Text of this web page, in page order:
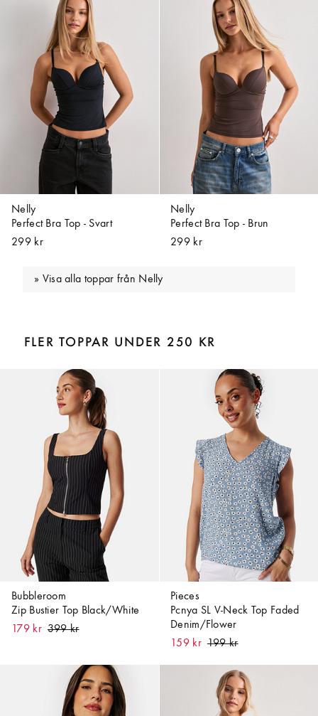
Nelly
Perfect Bra Top - Svart
299 kr
Nelly
Perfect Bra Top - Brun
299 kr
Visa alla toppar från Nelly
FLER TOPPAR UNDER 250 KR
Bubbleroom
Zip Bustier Top Black/White
179 kr
Pieces
Pcnya SL V-Neck Top Faded
Denim/Flower
159 kr